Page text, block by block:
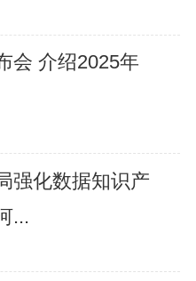
会 介绍2025年
强化数据知识产
...